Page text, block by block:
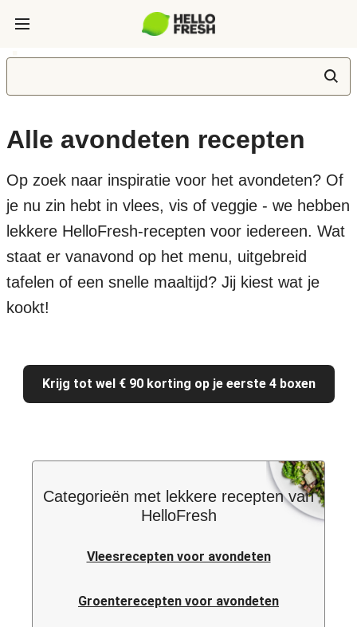
Alle avondeten recepten
Op zoek naar inspiratie voor het avondeten? Of
je nu zin hebt in vlees, vis of veggie - we hebben
lekkere HelloFresh-recepten voor iedereen. Wat
staat er vanavond op het menu, uitgebreid
tafelen of een snelle maaltijd? Jij kiest wat je
kookt!
Krijg tot wel € 90 korting op je eerste 4 boxen
Categorieën met lekkere recepten van
HelloFresh
Vleesrecepten voor avondeten
Groenterecepten voor avondeten